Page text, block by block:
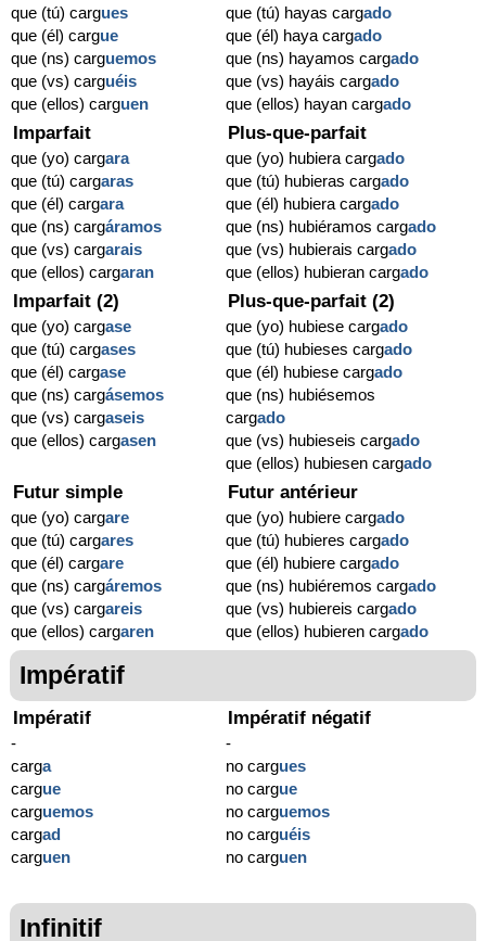
que (tú) cargues
que (él) cargue
que (ns) carguemos
que (vs) carguéis
que (ellos) carguen
que (tú) hayas cargado
que (él) haya cargado
que (ns) hayamos cargado
que (vs) hayáis cargado
que (ellos) hayan cargado
Imparfait
que (yo) cargara
que (tú) cargaras
que (él) cargara
que (ns) cargáramos
que (vs) cargarais
que (ellos) cargaran
Plus-que-parfait
que (yo) hubiera cargado
que (tú) hubieras cargado
que (él) hubiera cargado
que (ns) hubiéramos cargado
que (vs) hubierais cargado
que (ellos) hubieran cargado
Imparfait (2)
que (yo) cargase
que (tú) cargases
que (él) cargase
que (ns) cargásemos
que (vs) cargaseis
que (ellos) cargasen
Plus-que-parfait (2)
que (yo) hubiese cargado
que (tú) hubieses cargado
que (él) hubiese cargado
que (ns) hubiésemos
cargado
que (vs) hubieseis cargado
que (ellos) hubiesen cargado
Futur simple
que (yo) cargare
que (tú) cargares
que (él) cargare
que (ns) cargáremos
que (vs) cargareis
que (ellos) cargaren
Futur antérieur
que (yo) hubiere cargado
que (tú) hubieres cargado
que (él) hubiere cargado
que (ns) hubiéremos cargado
que (vs) hubiereis cargado
que (ellos) hubieren cargado
Impératif
Impératif
-
carga
cargue
carguemos
cargad
carguen
Impératif négatif
-
no cargues
no cargue
no carguemos
no carguéis
no carguen
Infinitif